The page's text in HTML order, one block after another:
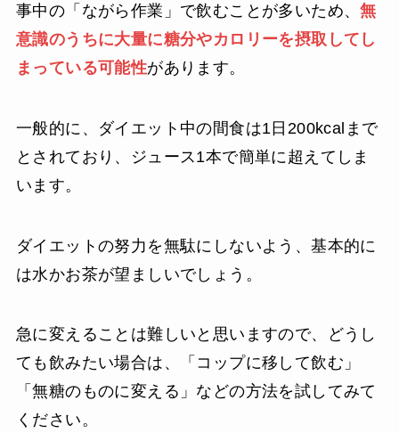
事中の「ながら作業」で飲むことが多いため、無
意識のうちに大量に糖分やカロリーを摂取してし
まっている可能性があります。
一般的に、ダイエット中の間食は1日200kcalまで
とされており、ジュース1本で簡単に超えてしま
います。
ダイエットの努力を無駄にしないよう、基本的に
は水かお茶が望ましいでしょう。
急に変えることは難しいと思いますので、どうし
ても飲みたい場合は、「コップに移して飲む」
「無糖のものに変える」などの方法を試してみて
ください。